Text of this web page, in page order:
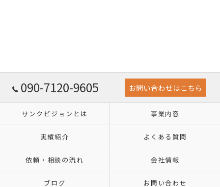
090-7120-9605 お問い合わせはこちら
サンクビジョンとは 事業内容
実績紹介 よくある質問
依頼・相談の流れ 会社情報
ブログ お問い合わせ